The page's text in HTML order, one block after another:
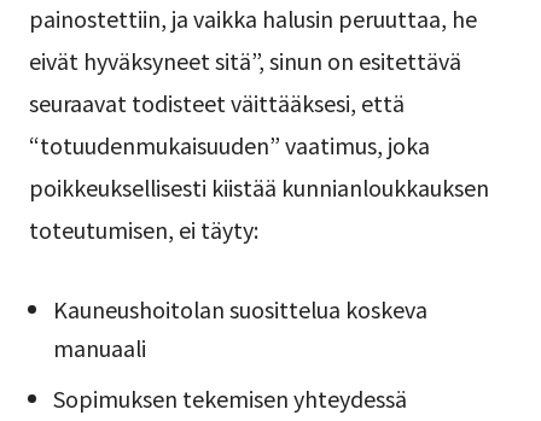
painostettiin, ja vaikka halusin peruuttaa, he
eivät hyväksyneet sitä”, sinun on esitettävä
seuraavat todisteet väittääksesi, että
“totuudenmukaisuuden” vaatimus, joka
poikkeuksellisesti kiistää kunnianloukkauksen
toteutumisen, ei täyty:
Kauneushoitolan suosittelua koskeva
manuaali
Sopimuksen tekemisen yhteydessä